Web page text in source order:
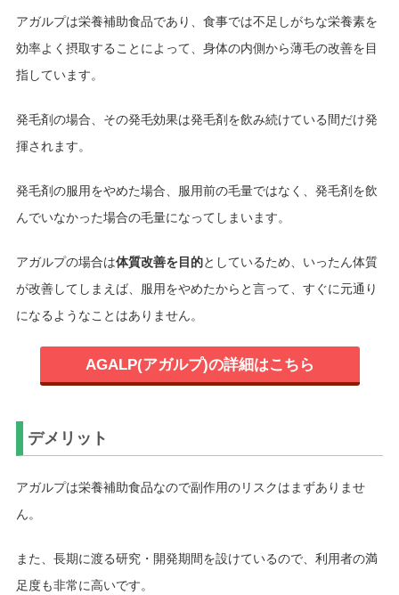
アガルプは栄養補助食品であり、食事では不足しがちな栄養素を
効率よく摂取することによって、身体の内側から薄毛の改善を目
指しています。
発毛剤の場合、その発毛効果は発毛剤を飲み続けている間だけ発
揮されます。
発毛剤の服用をやめた場合、服用前の毛量ではなく、発毛剤を飲
んでいなかった場合の毛量になってしまいます。
アガルプの場合は体質改善を目的としているため、いったん体質
が改善してしまえば、服用をやめたからと言って、すぐに元通り
になるようなことはありません。
AGALP(アガルプ)の詳細はこちら
デメリット
アガルプは栄養補助食品なので副作用のリスクはまずありませ
ん。
また、長期に渡る研究・開発期間を設けているので、利用者の満
足度も非常に高いです。